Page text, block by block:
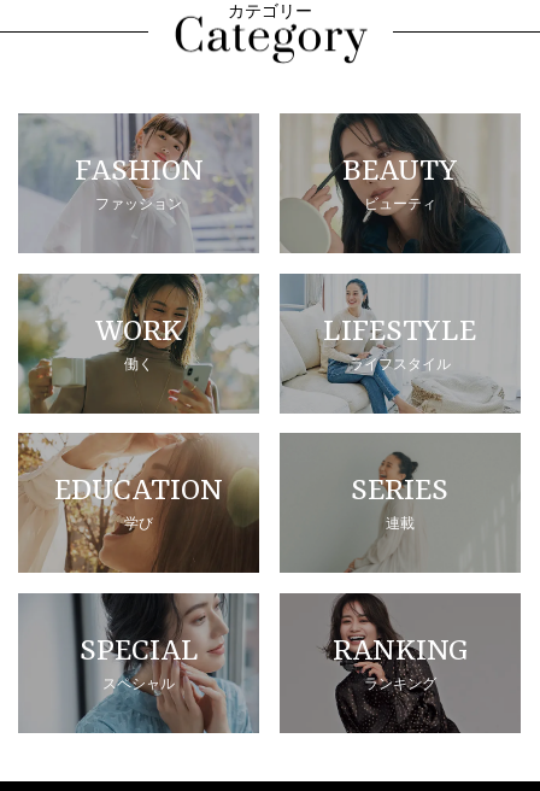
カテゴリー
FASHION
ファッション
BEAUTY
ビューティ
WORK
働く
LIFESTYLE
ライフスタイル
EDUCATION
学び
SERIES
連載
SPECIAL
スペシャル
RANKING
ランキング